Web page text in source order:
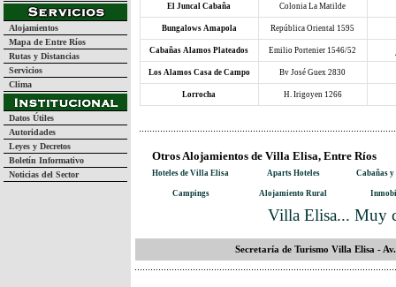
Alojamientos
Mapa de Entre Ríos
Rutas y Distancias
Servicios
Clima
Datos Útiles
Autoridades
Leyes y Decretos
Boletín Informativo
Noticias del Sector
El Juncal Cabaña Colonia La Matilde
Bungalows Amapola República Oriental 1595
Cabañas Alamos Plateados Emilio Portenier 1546/52
Los Alamos Casa de Campo
Bv José Guex 2830
Lorrocha H. Irigoyen 1266
Otros Alojamientos de Villa Elisa, Entre Ríos
Hoteles de Villa Elisa Aparts Hoteles Cabañas
Campings Alojamiento Rural
Villa Elisa... Muy
Secretaría de Turismo Villa Elisa -